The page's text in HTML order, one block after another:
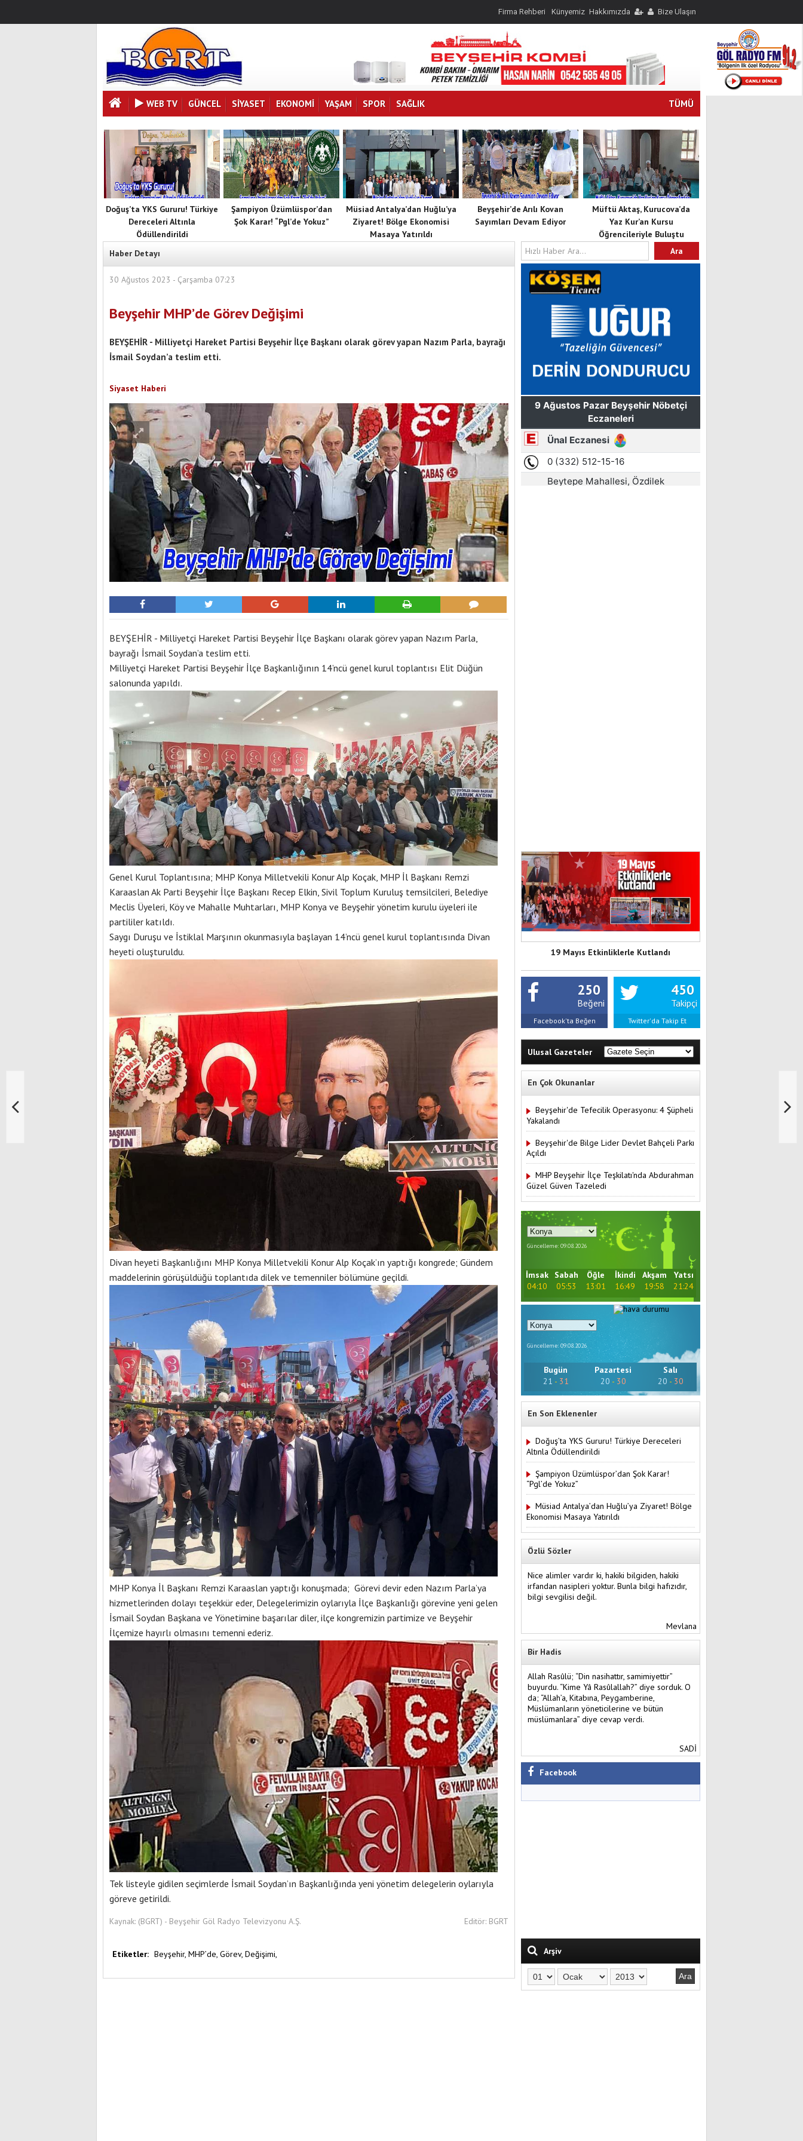
Firma Rehberi Künyemiz Hakkımızda Bize Ulaşın
WEB TV GÜNCEL SIYASET EKONOMI YAŞAM SPOR SAĞLIK TÜMÜ
Doğuş’ta YKS Gururu! Türkiye
Dereceleri Altınla
Ödüllendirildi
Şampiyon Üzümlüspor’dan
Şok Karar! “Pgl’de Yokuz”
Müsiad Antalya’dan Huğlu’ya
Ziyaret! Bölge Ekonomisi
Masaya Yatırıldı
Müftü Aktaş, Kurucova’da
Yaz Kur’an Kursu
Öğrencileriyle Buluştu
Beyşehir’de Arılı Kovan
Sayımları Devam Ediyor
Haber Detayı
30 Ağustos 2023 - Çarşamba 07:23
Beyşehir MHP’de Görev Değişimi
BEYŞEHİR - Milliyetçi Hareket Partisi Beyşehir İlçe Başkanı olarak görev yapan Nazım Parla, bayrağı
İsmail Soydan’a teslim etti.
Siyaset Haberi
BEYŞEHİR - Milliyetçi Hareket Partisi Beyşehir İlçe Başkanı olarak görev yapan Nazım Parla,
bayrağı İsmail Soydan’a teslim etti.
Milliyetçi Hareket Partisi Beyşehir İlçe Başkanlığının 14’ncü genel kurul toplantısı Elit Düğün
salonunda yapıldı.
Genel Kurul Toplantısına; MHP Konya Milletvekili Konur Alp Koçak, MHP İl Başkanı Remzi
Karaaslan Ak Parti Beyşehir İlçe Başkanı Recep Elkin, Sivil Toplum Kuruluş temsilcileri, Belediye
Meclis Üyeleri, Köy ve Mahalle Muhtarları, MHP Konya ve Beyşehir yönetim kurulu üyeleri ile
partililer katıldı.
Saygı Duruşu ve İstiklal Marşının okunmasıyla başlayan 14’ncü genel kurul toplantısında Divan
heyeti oluşturuldu.
Divan heyeti Başkanlığını MHP Konya Milletvekili Konur Alp Koçak’ın yaptığı kongrede; Gündem
maddelerinin görüşüldüğü toplantıda dilek ve temenniler bölümüne geçildi.
MHP Konya İl Başkanı Remzi Karaaslan yaptığı konuşmada; Görevi devir eden Nazım Parla’ya
hizmetlerinden dolayı teşekkür eder, Delegelerimizin oylarıyla İlçe Başkanlığı görevine yeni gelen
İsmail Soydan Başkana ve Yönetimine başarılar diler, ilçe kongremizin partimize ve Beyşehir
İlçemize hayırlı olmasını temenni ederiz.
Tek listeyle gidilen seçimlerde İsmail Soydan’ın Başkanlığında yeni yönetim delegelerin oylarıyla
göreve getirildi.
Kaynak: (BGRT) - Beyşehir Göl Radyo Televizyonu A.Ş. Editör: BGRT
Etiketler: Beyşehir, MHP’de, Görev, Değişimi,
19 Mayıs Etkinliklerle Kutlandı
250
Beğeni
Facebook'ta Beğen
450
Takipçi
Twitter'da Takip Et
Ulusal Gazeteler
En Çok Okunanlar
Beyşehir'de Tefecilik Operasyonu: 4 Şüpheli
Yakalandı
Beyşehir'de Bilge Lider Devlet Bahçeli Parkı
Açıldı
MHP Beyşehir İlçe Teşkilatı'nda Abdurahman
Güzel Güven Tazeledi
Güncelleme: 09.08.2026
İmsak
04:10
Sabah
05:53
Öğle
13:01
İkindi
16:49
Akşam
19:58
Yatsı
21:24
Güncelleme: 09.08.2026
Bugün
21 - 31
Pazartesi
20 - 30
Salı
20 - 30
En Son Eklenenler
Doğuş’ta YKS Gururu! Türkiye Dereceleri
Altınla Ödüllendirildi
Şampiyon Üzümlüspor’dan Şok Karar!
“Pgl’de Yokuz”
Müsiad Antalya’dan Huğlu’ya Ziyaret! Bölge
Ekonomisi Masaya Yatırıldı
Özlü Sözler
Nice alimler vardır ki, hakiki bilgiden, hakiki
irfandan nasipleri yoktur. Bunla bilgi hafızıdır,
bilgi sevgilisi değil.
Mevlana
Bir Hadis
Allah Rasûlü; “Din nasihattır, samimiyettir”
buyurdu. “Kime Yâ Rasûlallah?” diye sorduk. O
da; “Allah’a, Kitabına, Peygamberine,
Müslümanların yöneticilerine ve bütün
müslümanlara” diye cevap verdi.
SADİ
Facebook
Arşiv